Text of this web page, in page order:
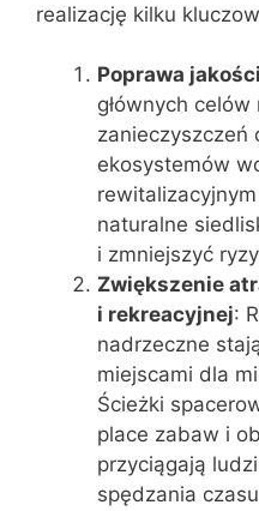
realizację kilku
Poprawa
głównych
zanieczyszczeń
ekosystemów
naturalne
i zmniejszyć
Zwiększenie
i rekreacyjnej:
nadrzeczne
miejscami dla
Ścieżki
place zabaw i
przyciągają
spędzania